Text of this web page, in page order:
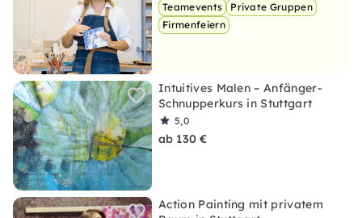
Teamevents
Private Gruppen
Firmenfeiern
Intuitives Malen – Anfänger-
Schnupperkurs in Stuttgart
5,0
ab 130 €
Action Painting mit privatem